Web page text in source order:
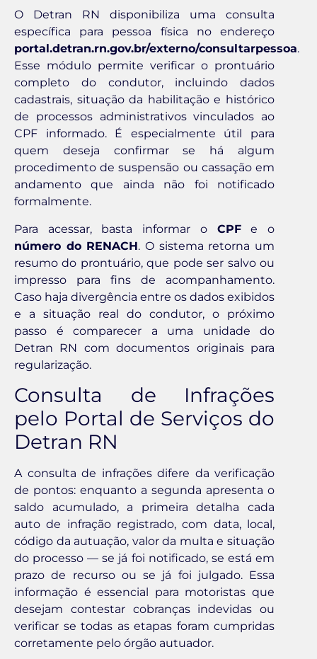
O Detran RN disponibiliza uma consulta
específica para pessoa física no endereço
portal.detran.rn.gov.br/externo/consultarpessoa.
Esse módulo permite verificar o prontuário
completo do condutor, incluindo dados
cadastrais, situação da habilitação e histórico
de processos administrativos vinculados ao
CPF informado. É especialmente útil para
quem deseja confirmar se há algum
procedimento de suspensão ou cassação em
andamento que ainda não foi notificado
formalmente.
Para acessar, basta informar o CPFe o
número do RENACH. O sistema retorna um
resumo do prontuário, que pode ser salvo ou
impresso para fins de acompanhamento.
Caso haja divergência entre os dados exibidos
e a situação real do condutor, o próximo
passo é comparecer a uma unidade do
Detran RN com documentos originais para
regularização.
Consulta de Infrações
pelo Portal de Serviços do
Detran RN
A consulta de infrações difere da verificação
de pontos: enquanto a segunda apresenta o
saldo acumulado, a primeira detalha cada
auto de infração registrado, com data, local,
código da autuação, valor da multa e situação
do processo — se já foi notificado, se está em
prazo de recurso ou se já foi julgado. Essa
informação é essencial para motoristas que
desejam contestar cobranças indevidas ou
verificar se todas as etapas foram cumpridas
corretamente pelo órgão autuador.